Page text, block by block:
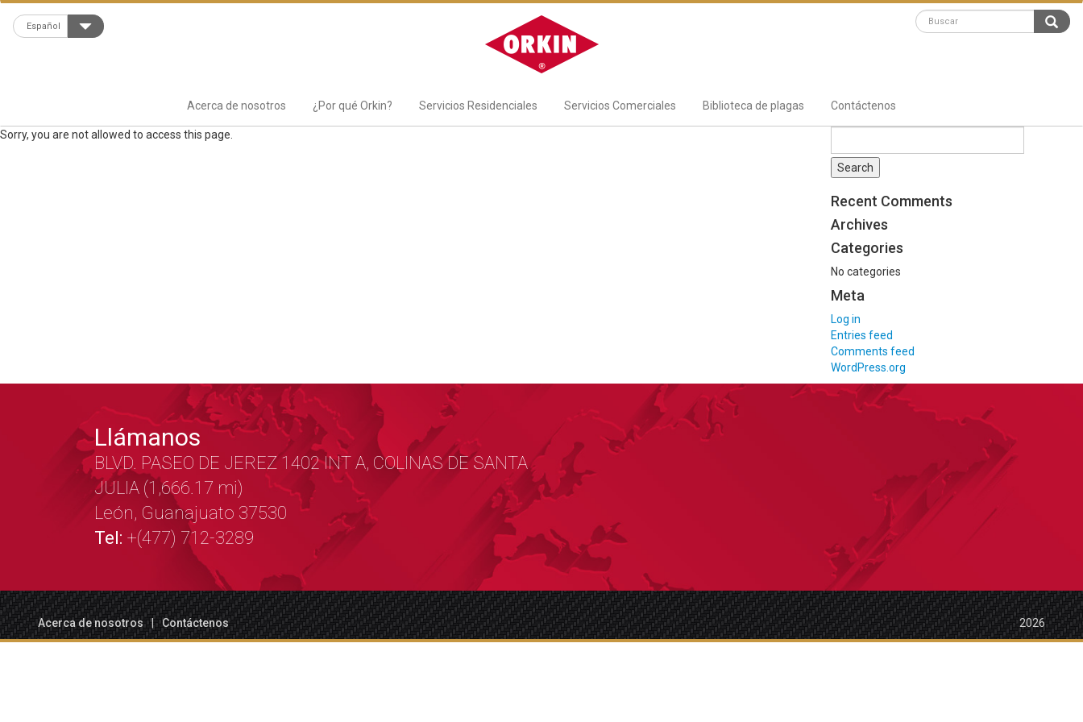
Español
Acerca de nosotros ¿Por qué Orkin? Servicios Residenciales Servicios Comerciales Biblioteca de plagas Contáctenos
Sorry, you are not allowed to access this page.
Recent Comments
Archives
Categories
No categories
Meta
Log in
Entries feed
Comments feed
WordPress.org
Llámanos
BLVD. PASEO DE JEREZ 1402 INT A, COLINAS DE SANTA
JULIA (1,666.17 mi)
León, Guanajuato 37530
Tel: +(477) 712-3289
Acerca de nosotros Contáctenos 2026